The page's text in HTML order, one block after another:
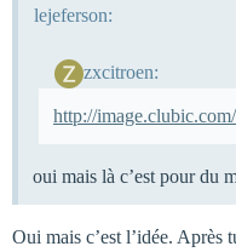
lejeferson:
zxcitroen:
http://
oui mais là c’est pour du
Oui mais c’est l’idée. Après